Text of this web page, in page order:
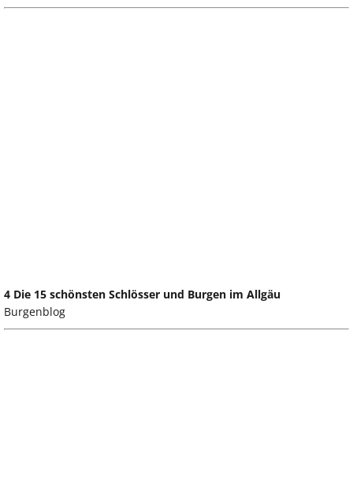
4 Die 15 schönsten Schlösser und Burgen im Allgäu
Burgenblog